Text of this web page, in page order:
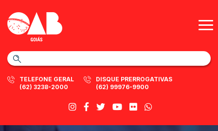
TELEFONE GERAL
(62) 3238-2000
DISQUE PRERROGATIVAS
(62) 99976-9900